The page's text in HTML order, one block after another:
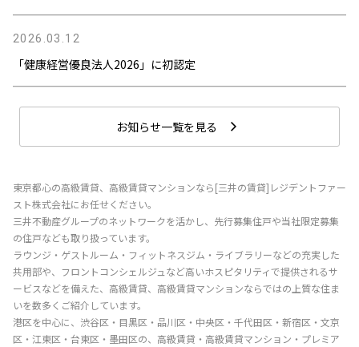
2026.03.12
「健康経営優良法人2026」に初認定
お知らせ一覧を見る
東京都心の高級賃貸、高級賃貸マンションなら[三井の賃貸]レジデントファー
スト株式会社にお任せください。
三井不動産グループのネットワークを活かし、先行募集住戸や当社限定募集
の住戸なども取り扱っています。
ラウンジ・ゲストルーム・フィットネスジム・ライブラリーなどの充実した
共用部や、フロントコンシェルジュなど高いホスピタリティで提供されるサ
ービスなどを備えた、高級賃貸、高級賃貸マンションならではの上質な住ま
いを数多くご紹介しています。
港区を中心に、渋谷区・目黒区・品川区・中央区・千代田区・新宿区・文京
区・江東区・台東区・墨田区の、高級賃貸・高級賃貸マンション・プレミア